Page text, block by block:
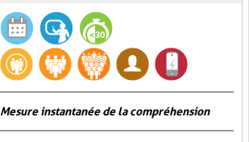
Mesure instantanée de la compréhension